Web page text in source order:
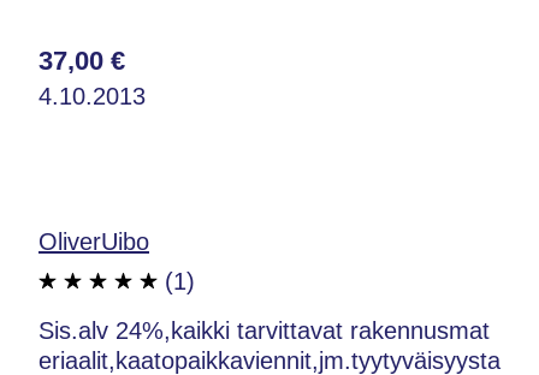
37,00 €
4.10.2013
OliverUibo
(1)
Sis.alv 24%,kaikki tarvittavat rakennusmat
eriaalit,kaatopaikkaviennit,jm.tyytyväisyysta